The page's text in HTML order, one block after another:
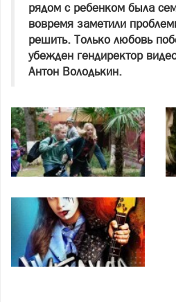
рядом с ребенком была
вовремя заметили
решить. Только любовь
убежден гендиректор
Антон Володькин.